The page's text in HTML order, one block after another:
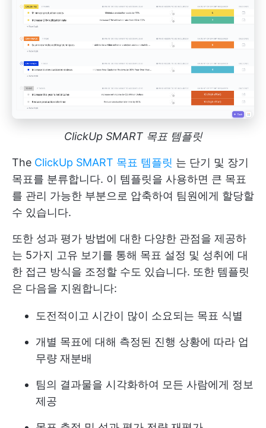
ClickUp SMART 목표 템플릿
The ClickUp SMART 목표 템플릿 는 단기 및 장기
목표를 분류합니다. 이 템플릿을 사용하면 큰 목표
를 관리 가능한 부분으로 압축하여 팀원에게 할당할
수 있습니다.
또한 성과 평가 방법에 대한 다양한 관점을 제공하
는 5가지 고유 보기를 통해 목표 설정 및 성취에 대
한 접근 방식을 조정할 수도 있습니다. 또한 템플릿
은 다음을 지원합니다:
도전적이고 시간이 많이 소요되는 목표 식별
개별 목표에 대해 측정된 진행 상황에 따라 업
무량 재분배
팀의 결과물을 시각화하여 모든 사람에게 정보
제공